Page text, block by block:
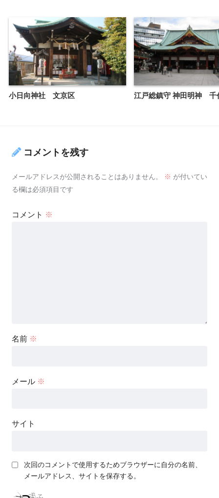
小日向神社 文京区 江戸総鎮守 神田明神 千
コメントを残す
メールアドレスが公開されることはありません。 ※ が付いてい
る欄は必須項目です
コメント ※
名前 ※
メール ※
サイト
次回のコメントで使用するためブラウザーに自分の名前、
メールアドレス、サイトを保存する。